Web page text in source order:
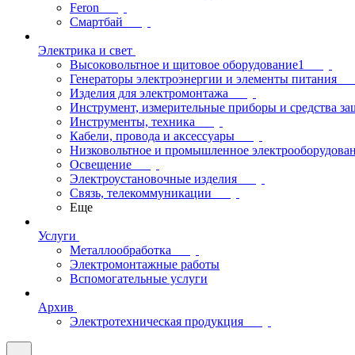
Feron
Смартбай
Электрика и свет
Высоковольтное и щитовое оборудование1
Генераторы электроэнергии и элементы питания
Изделия для электромонтажа
Инструмент, измерительные приборы и средства
Инструменты, техника
Кабели, провода и аксессуары
Низковольтное и промышленное
Освещение
Электроустановочные изделия
Связь, телекоммуникации
Еще
Услуги
Металлообработка
Электромонтажные работы
Вспомогательные услуги
Архив
Электротехническая продукция